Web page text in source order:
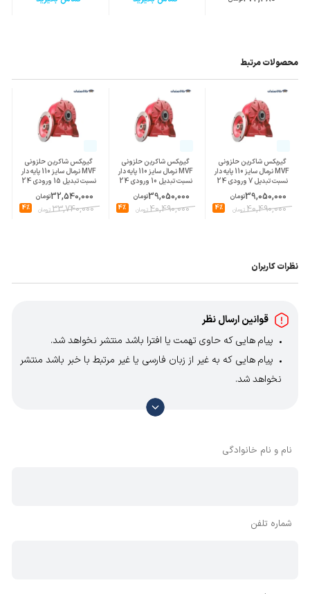
محصولات مرتبط
گیربکس شاکرین حلزونی
MVF نرمال سایز 110 پایه دار
نسبت تبدیل 7 ورودی 24
پوسته چدن
39,050,000تومان
40,490,000تومان 4%
گیربکس شاکرین حلزونی
MVF نرمال سایز 110 پایه دار
نسبت تبدیل 10 ورودی 24
پوسته چدن
39,050,000تومان
40,490,000تومان 4%
گیربکس شاکرین حلزونی
MVF نرمال سایز 110 پایه دار
نسبت تبدیل 15 ورودی 24
پوسته چدن
32,540,000تومان
33,740,000تومان 4%
نظرات کاربران
قوانین ارسال نظر
پیام هایی که حاوی تهمت یا افترا باشد منتشر نخواهد شد.
پیام هایی که به غیر از زبان فارسی یا غیر مرتبط با خبر باشد منتشر
نخواهد شد.
با توجه به آن که امکان موافقت یا مخالفت با محتوای نظرات
وجود دارد، معمولا نظراتی که محتوای مشابه دارند، انتشار نمی‌یابند
نام و نام خانوادگی
شماره تلفن